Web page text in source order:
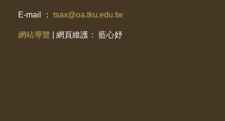
E-mail ： tsax@oa.tku.edu.tw
網站導覽 | 網頁維護： 藍心妤